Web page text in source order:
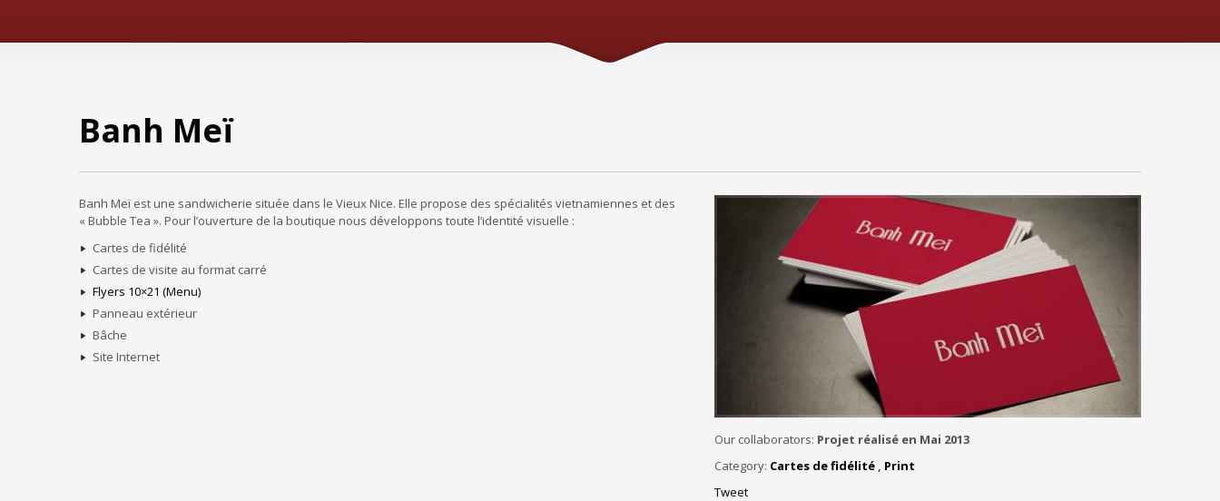
Banh Meï
Banh Meï est une sandwicherie située dans le Vieux Nice. Elle propose des spécialités vietnamiennes et des
« Bubble Tea ». Pour l’ouverture de la boutique nous développons toute l’identité visuelle :
Cartes de fidélité
Cartes de visite au format carré
Flyers 10×21 (Menu)
Panneau extérieur
Bâche
Site Internet
Our collaborators: Projet réalisé en Mai 2013
Category: Cartes de fidélité , Print
Tweet